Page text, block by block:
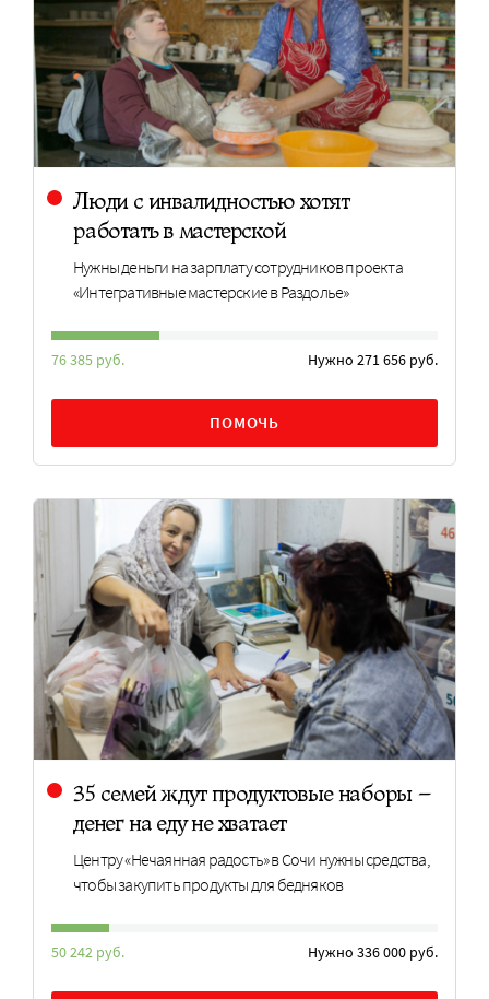
Люди с инвалидностью хотят
работать в мастерской
Нужны деньги на зарплату сотрудников проекта
«Интегративные мастерские в Раздолье»
76 385 руб. Нужно 271 656 руб.
ПОМОЧЬ
35 семей ждут продуктовые наборы –
денег на еду не хватает
Центру «Нечаянная радость» в Сочи нужны средства,
чтобы закупить продукты для бедняков
50 242 руб. Нужно 336 000 руб.